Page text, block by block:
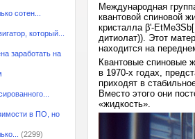
сотен...
который...
заработать на
в ПО, но
(2299)
Международная
квантовой спиновой
кристалла β'-
дитиолат)). Этот
находится на
Квантовые спиновые
в 1970-х годах,
приходят в
Вместо этого они
«жидкость».